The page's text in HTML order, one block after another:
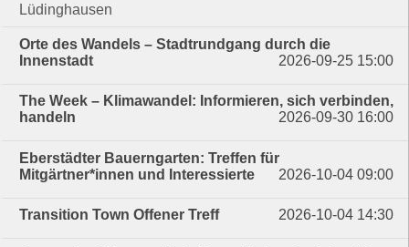
Lüdinghausen
Orte des Wandels – Stadtrundgang durch die
Innenstadt
2026-09-25 15:00
The Week – Klimawandel: Informieren, sich verbinden,
handeln
2026-09-30 16:00
Eberstädter Bauerngarten: Treffen für
Mitgärtner*innen und Interessierte
2026-10-04 09:00
Transition Town Offener Treff 2026-10-04 14:30